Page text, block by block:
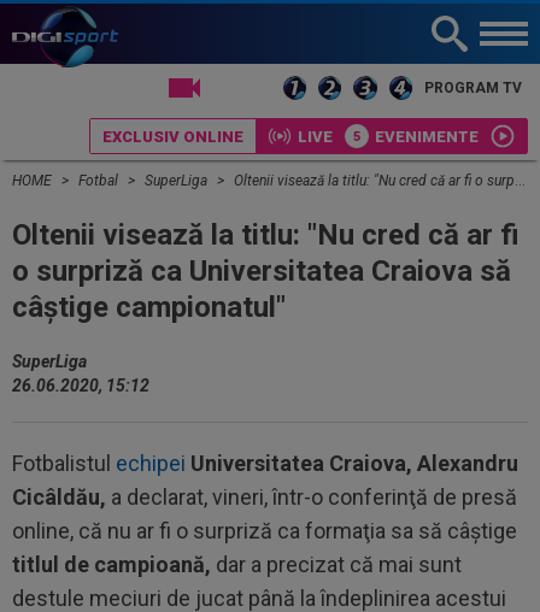
PROGRAM TV
EXCLUSIV ONLINE LIVE EVENIMENTE
HOME Fotbal SuperLiga Oltenii visează la titlu: "Nu cred că ar fi o surpriză ca Universitatea Craiova să câştige campionatul"
Oltenii visează la titlu: "Nu cred că ar fi
o surpriză ca Universitatea Craiova să
câştige campionatul"
SuperLiga
26.06.2020, 15:12
Fotbalistul echipei Universitatea Craiova, Alexandru
Cicâldău, a declarat, vineri, într-o conferinţă de presă
online, că nu ar fi o surpriză ca formaţia sa să câştige
titlul de campioană, dar a precizat că mai sunt
destule meciuri de jucat până la îndeplinirea acestui